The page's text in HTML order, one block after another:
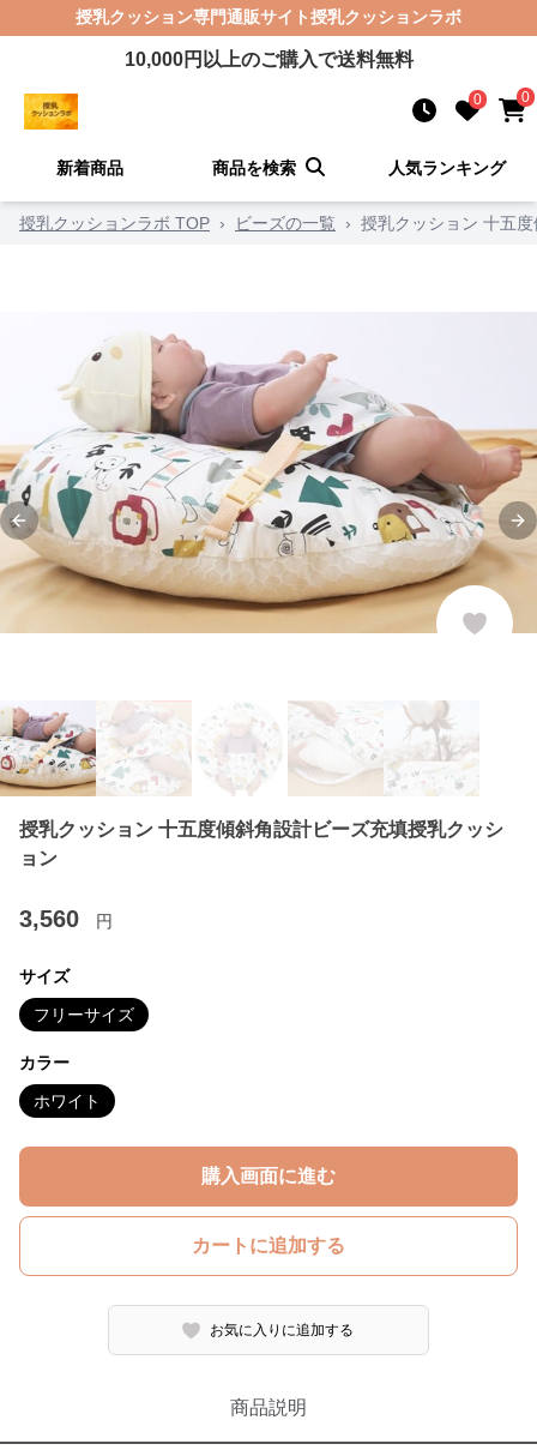
授乳クッション専門通販サイト授乳クッションラボ
10,000円以上のご購入で送料無料
0 0
新着商品 商品を検索 人気ランキング
授乳クッションラボ TOP › ビーズの一覧 › 授乳クッション 十五
Previous slide
授乳クッション 十五度傾斜角設計ビーズ充填授乳クッシ
ョン
3,560 円
サイズ
フリーサイズ
カラー
ホワイト
購入画面に進む
カートに追加する
お気に入りに追加する
商品説明